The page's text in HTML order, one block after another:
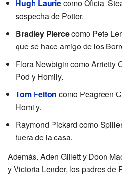
Hugh Lauriecomo Oficial
sospecha de Potter.
Bradley Piercecomo Pete
que se hace amigo de los
Flora Newbigin como Arrietty
Pod y Homily.
Tom Felton como Peagreen
Homily.
Raymond Pickard como
fuera de la casa.
Además, Aden Gillett y Doon
y Victoria Lender, los padres de